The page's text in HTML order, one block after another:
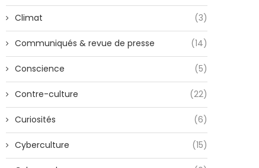
Climat (3)
Communiqués & revue de presse (14)
Conscience (5)
Contre-culture (22)
Curiosités (6)
Cyberculture (15)